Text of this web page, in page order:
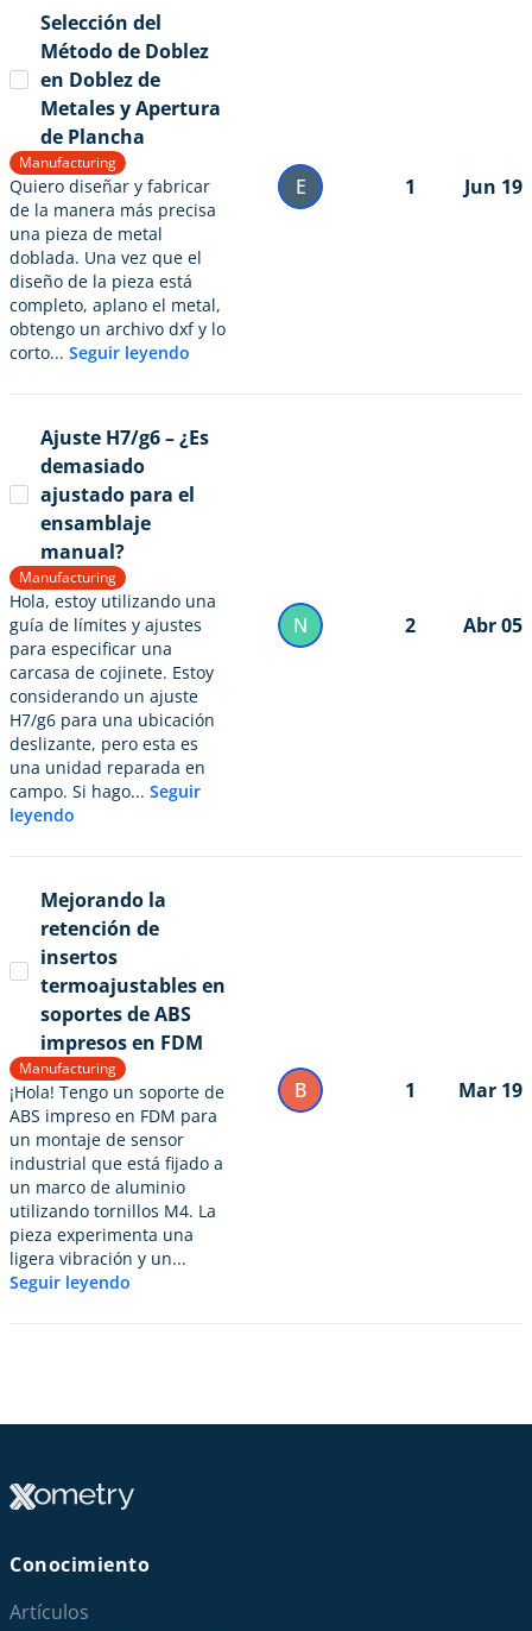
Selección del
Método de Doblez
en Doblez de
Metales y Apertura
de Plancha
Manufacturing
Quiero diseñar y fabricar
de la manera más precisa
una pieza de metal
doblada. Una vez que el
diseño de la pieza está
completo, aplano el metal,
obtengo un archivo dxf y lo
corto... Seguir leyendo
E 1 Jun 19
Ajuste H7/g6 – ¿Es
demasiado
ajustado para el
ensamblaje
manual?
Manufacturing
Hola, estoy utilizando una
guía de límites y ajustes
para especificar una
carcasa de cojinete. Estoy
considerando un ajuste
H7/g6 para una ubicación
deslizante, pero esta es
una unidad reparada en
campo. Si hago... Seguir
leyendo
N 2 Abr 05
Mejorando la
retención de
insertos
termoajustables en
soportes de ABS
impresos en FDM
Manufacturing
¡Hola! Tengo un soporte de
ABS impreso en FDM para
un montaje de sensor
industrial que está fijado a
un marco de aluminio
utilizando tornillos M4. La
pieza experimenta una
ligera vibración y un...
Seguir leyendo
B 1 Mar 19
Conocimiento
Artículos